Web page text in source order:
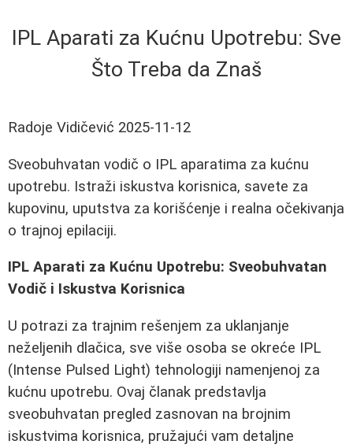
IPL Aparati za Kućnu Upotrebu: Sve
Što Treba da Znaš
Radoje Vidičević 2025-11-12
Sveobuhvatan vodič o IPL aparatima za kućnu
upotrebu. Istraži iskustva korisnica, savete za
kupovinu, uputstva za korišćenje i realna očekivanja
o trajnoj epilaciji.
IPL Aparati za Kućnu Upotrebu: Sveobuhvatan
Vodič i Iskustva Korisnica
U potrazi za trajnim rešenjem za uklanjanje
neželjenih dlačica, sve više osoba se okreće IPL
(Intense Pulsed Light) tehnologiji namenjenoj za
kućnu upotrebu. Ovaj članak predstavlja
sveobuhvatan pregled zasnovan na brojnim
iskustvima korisnica, pružajući vam detaljne